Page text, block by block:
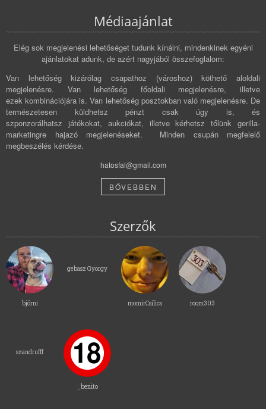
Médiaajánlat
Elég sok megjelenési lehetőséget tudunk kínálni, mindenkinek egyéni
ajánlatokat adunk, de azért nagyjából összefoglalom:
Van lehetőség kizárólag csapathoz (városhoz) köthető aloldali
megjelenésre. Van lehetőség főoldali megjelenésre, illetve
ezek kombinációjára is. Van lehetőség posztokban való megjelenésre. De
természetesen küldhetsz pénzt csak úgy is, és
szponzorálhatsz játékokat, aukciókat, illetve kérhetsz tőlünk gerilla-
marketingre hajazó megjelenéseket. Minden csupán megfelelő
megbeszélés kérdése.
hatosfal@gmail.com
BŐVEBBEN
Szerzők
björni
gebasz György
momirCsilics room303
szandrufff
_benito